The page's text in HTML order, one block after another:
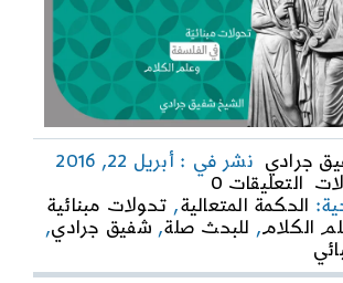
جرادي نشر في : أبريل 22, 2016
التعليقات 0
on
تحولات
مبنائيّة
الفلسفة
الحكمة المتعالية, تحولات مبنائية
الكلام, للبحث صلة, شفيق جرادي,